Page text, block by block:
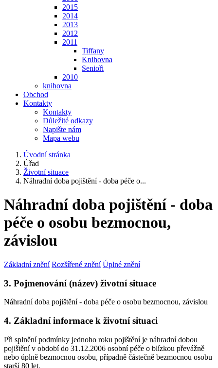
2015
2014
2013
2012
2011
Tiffany
Knihovna
Senioři
2010
knihovna
Obchod
Kontakty
Kontakty
Důležité odkazy
Napište nám
Mapa webu
Úvodní stránka
Úřad
Životní situace
Náhradní doba pojištění - doba péče o...
Náhradní doba pojištění - doba
péče o osobu bezmocnou,
závislou
Základní znění Rozšířené znění Úplné znění
3. Pojmenování (název) životní situace
Náhradní doba pojištění - doba péče o osobu bezmocnou, závislou
4. Základní informace k životní situaci
Při splnění podmínky jednoho roku pojištění je náhradní dobou
pojištění v období do 31.12.2006 osobní péče o blízkou převážně
nebo úplně bezmocnou osobu, případně částečně bezmocnou osobu
starší 80 let.